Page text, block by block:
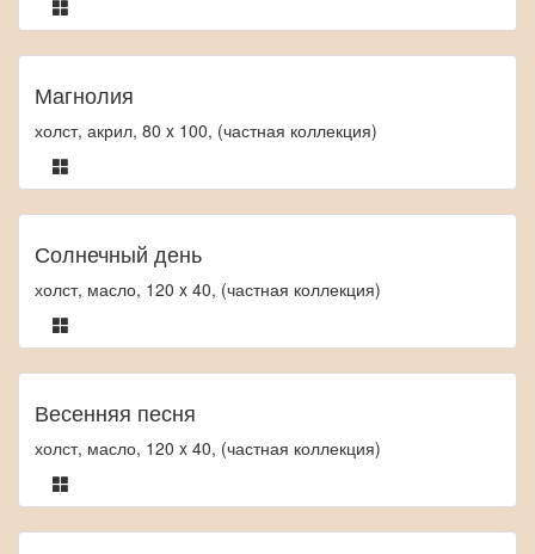
Магнолия
холст, акрил, 80 x 100, (частная коллекция)
Солнечный день
холст, масло, 120 x 40, (частная коллекция)
Весенняя песня
холст, масло, 120 x 40, (частная коллекция)